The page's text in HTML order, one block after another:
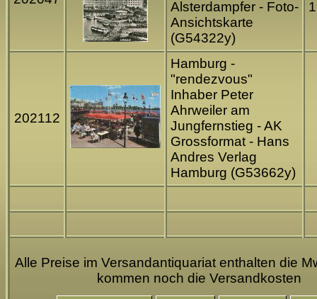
Alsterdampfer - Foto-
Ansichtskarte
(G54322y)
202112
Hamburg -
"rendezvous"
Inhaber Peter
Ahrweiler am
Jungfernstieg - AK
Grossformat - Hans
Andres Verlag
Hamburg (G53662y)
Alle Preise im Versandantiquariat enthalten die
kommen noch die Versandkosten